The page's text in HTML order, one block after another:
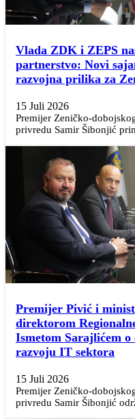
Vlada ZDK i ZEPS
partnerstvo: Novi
razvojna prilika za
15 Juli 2026
Premijer Zeničko-
privredu Samir Šibonjić
Premijer Pivić i
direktorom
Ismetom Sarajlićem
razvoju IT sektora
15 Juli 2026
Premijer Zeničko-
privredu Samir Šibonjić